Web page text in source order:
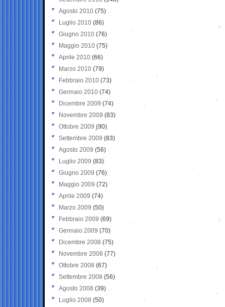
Agosto 2010 (75)
Luglio 2010 (86)
Giugno 2010 (76)
Maggio 2010 (75)
Aprile 2010 (66)
Marzo 2010 (79)
Febbraio 2010 (73)
Gennaio 2010 (74)
Dicembre 2009 (74)
Novembre 2009 (83)
Ottobre 2009 (90)
Settembre 2009 (83)
Agosto 2009 (56)
Luglio 2009 (83)
Giugno 2009 (76)
Maggio 2009 (72)
Aprile 2009 (74)
Marzo 2009 (50)
Febbraio 2009 (69)
Gennaio 2009 (70)
Dicembre 2008 (75)
Novembre 2008 (77)
Ottobre 2008 (67)
Settembre 2008 (56)
Agosto 2008 (39)
Luglio 2008 (50)